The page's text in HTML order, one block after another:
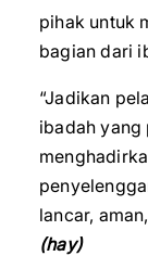
pihak untuk
bagian dari
“Jadikan
ibadah yang
lancar,
(hay)